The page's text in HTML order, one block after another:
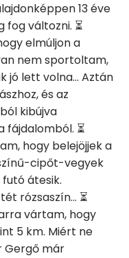
13 éve
fog változni. ⏳
elmúljon a
nem sportoltam,
jó lett volna... Aztán
és az
kibújva
⏳
hogy belejöjjek a
cipőt-vegyek
átesik.
rózsaszín... ⏳
vártam, hogy
5 km. Miért ne
Gergő már